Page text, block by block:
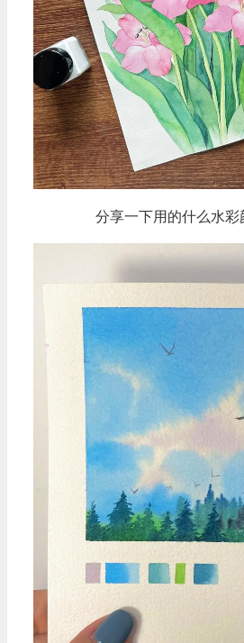
分享一下用的什么水彩